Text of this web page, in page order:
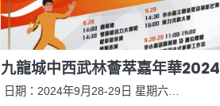
九龍城中西武林薈萃嘉年華2024
日期：2024年9月28-29日 星期六…